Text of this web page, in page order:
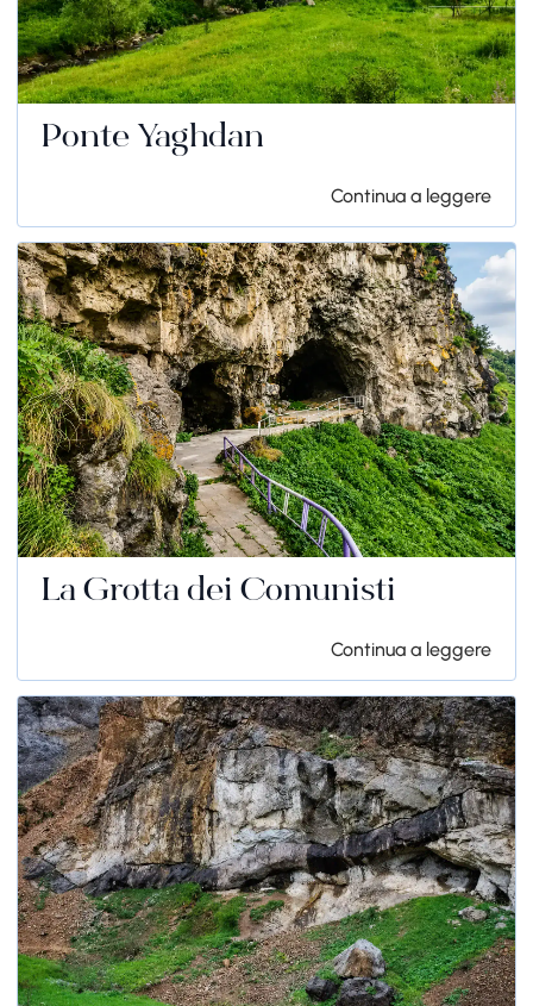
Ponte Yaghdan
Continua a leggere
La Grotta dei Comunisti
Continua a leggere